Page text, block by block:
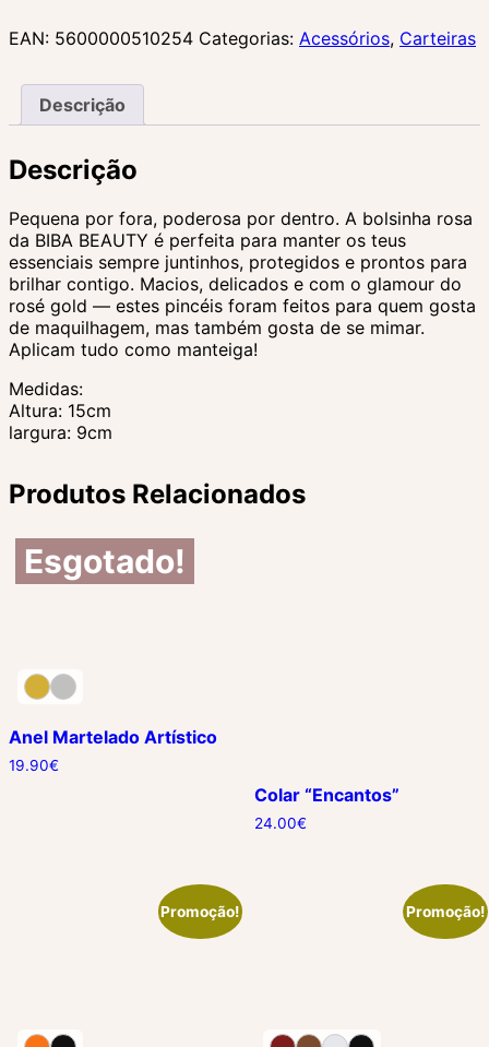
EAN: 5600000510254 Categorias: Acessórios, Carteiras
Descrição
Descrição
Pequena por fora, poderosa por dentro. A bolsinha rosa
da BIBA BEAUTY é perfeita para manter os teus
essenciais sempre juntinhos, protegidos e prontos para
brilhar contigo. Macios, delicados e com o glamour do
rosé gold — estes pincéis foram feitos para quem gosta
de maquilhagem, mas também gosta de se mimar.
Aplicam tudo como manteiga!
Medidas:
Altura: 15cm
largura: 9cm
Produtos Relacionados
Esgotado!
Anel Martelado Artístico
19.90€
Colar “Encantos”
24.00€
Promoção! Promoção!